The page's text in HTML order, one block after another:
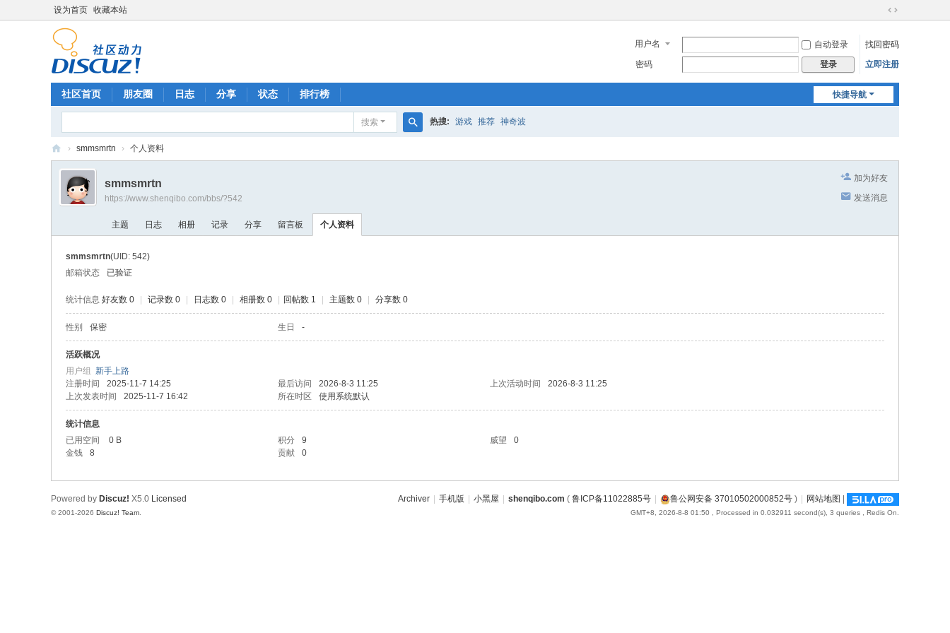
设为首页 收藏本站
切
到
宽
用户名 自动登录
找回密码
密码
登录 立即注册
快捷导航
社区首页 朋友圈 日志 分享 状态 排行榜
搜索
索
热搜: 游戏 推荐 神奇波
神
波
› smmsmrtn › 个人资料
加为好友
发送消息
smmsmrtn
https://www.shenqibo.com/bbs/?542
主题 日志 相册 记录 分享 留言板 个人资料
smmsmrtn(UID: 542)
邮箱状态
已验证
统计信息 好友数 0 记录数 0 日志数 0 相册数 0 回帖数 1 主题数 0 分享数 0
性别 保密 生日 -
活跃概况
用户组 新手上路
注册时间
2025-11-7 14:25 最后访问 2026-8-3 11:25 上次活动时间
2026-8-3 11:25
上次发表时间
2025-11-7 16:42 所在时区 使用系统默认
统计信息
已用空间
0 B 积分 9 威望
0
金钱
8 贡献 0
Archiver 手机版 小黑屋 shenqibo.com ( 鲁ICP备11022885号 鲁公网安备 37010502000852号 ) 网站地图
GMT+8, 2026-8-8 01:50 , Processed in 0.032911 second(s), 3 queries , Redis On.
Powered by Discuz! X5.0 Licensed
© 2001-2026 Discuz! Team